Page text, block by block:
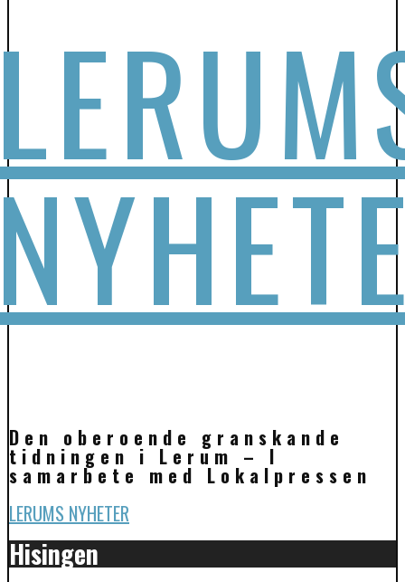
Den oberoende granskande
tidningen i Lerum – I
samarbete med Lokalpressen
LERUMS NYHETER
Hisingen